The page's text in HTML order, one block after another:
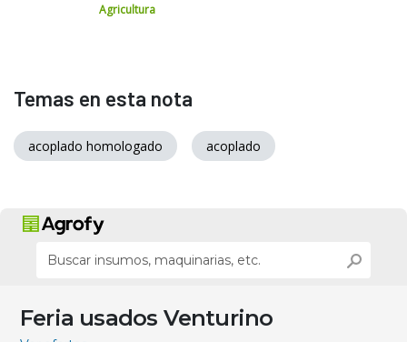
Agricultura
Temas en esta nota
acoplado homologado acoplado
Feria usados Venturino